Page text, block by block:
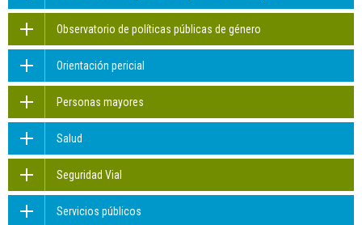
Observatorio de políticas públicas de género
Orientación pericial
Personas mayores
Salud
Seguridad Vial
Servicios públicos